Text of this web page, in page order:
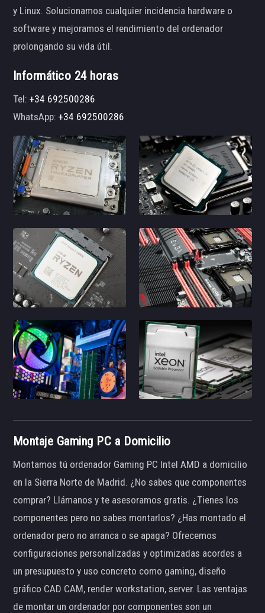
y Linux. Solucionamos cualquier incidencia hardware o
software y mejoramos el rendimiento del ordenador
prolongando su vida útil.
Informático 24 horas
Tel:+34 692500286
WhatsApp:+34 692500286
Montaje Gaming PC a Domicilio
Montamos tú ordenador Gaming PC Intel AMD a domicilio
en la Sierra Norte de Madrid. ¿No sabes que componentes
comprar? Llámanos y te asesoramos gratis. ¿Tienes los
componentes pero no sabes montarlos? ¿Has montado el
ordenador pero no arranca o se apaga? Ofrecemos
configuraciones personalizadas y optimizadas acordes a
un presupuesto y uso concreto como gaming, diseño
gráfico CAD CAM, render workstation, server. Las ventajas
de montar un ordenador por componentes son un